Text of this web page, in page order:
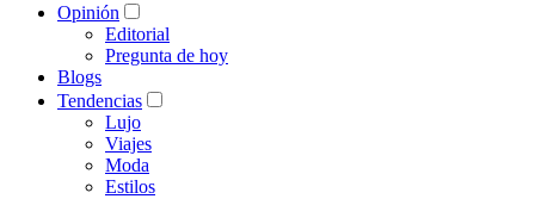
Opinión
Editorial
Pregunta de hoy
Blogs
Tendencias
Lujo
Viajes
Moda
Estilos